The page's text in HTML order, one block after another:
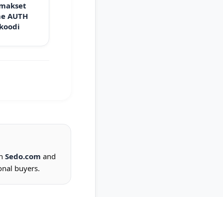
AUTH
Sedo.com and
buyers.